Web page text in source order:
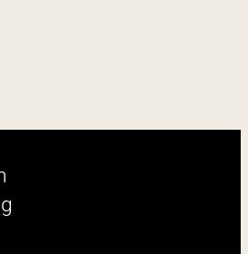
terkini dengan
x 1024 piksel